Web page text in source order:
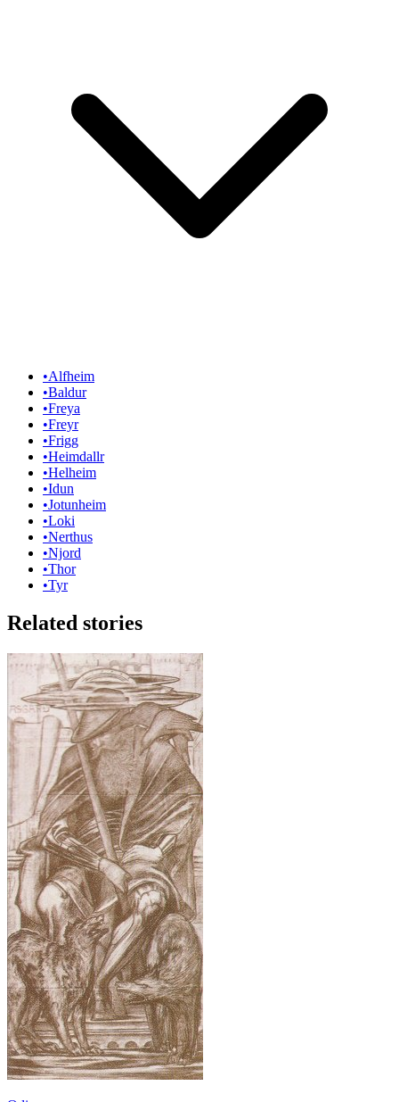
•Alfheim
•Baldur
•Freya
•Freyr
•Frigg
•Heimdallr
•Helheim
•Idun
•Jotunheim
•Loki
•Nerthus
•Njord
•Thor
•Tyr
Related stories